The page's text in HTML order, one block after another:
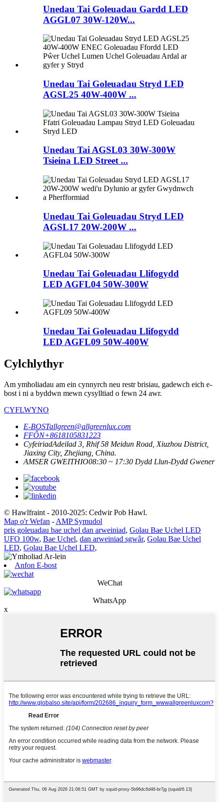
Unedau Tai Goleuadau Gardd LED
AGGL07 30W-120W...
Unedau Tai Goleuadau Stryd LED
AGSL25 40W-400W ...
Unedau Tai AGSL03 30W-300W
Tsieina LED Street ...
Unedau Tai Goleuadau Stryd LED
AGSL17 20W-200W ...
Unedau Tai Goleuadau Llifogydd
LED AGFL04 50W-300W
Unedau Tai Goleuadau Llifogydd
LED AGFL09 50W-400W
Cylchlythyr
Am ymholiadau am ein cynnyrch neu restr brisiau, gadewch eich e-
bost i ni a byddwn mewn cysylltiad o fewn 24 awr.
CYFLWYNO
E-BOSTallgreen@allgreenlux.com
FFÔN+8618105831223
CyfeiriadAdeilad 3, Rhif 58 Meidun Road, Xiuzhou District,
Jiaxing City, Zhejiang, China.
AMSER GWEITHIO08:30 ~ 17:30 Dydd Llun-Dydd Gwener
© Hawlfraint - 2010-2025: Cedwir Pob Hawl.
Map o'r Wefan - AMP Symudol
pris goleuadau bae uchel dan arweiniad, Golau Bae Uchel LED
UFO 100w, Bae Uchel, dan arweiniad sgwâr, Golau Bae Uchel
LED, Golau Bae Uchel LED,
Anfon E-bost
WeChat
WhatsApp
x